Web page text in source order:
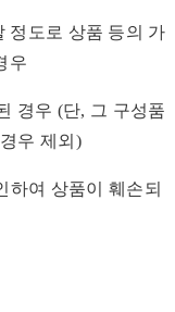
정도로 상품 등의 가
우
경우 (단, 그 구성품
우 제외)
하여 상품이 훼손되